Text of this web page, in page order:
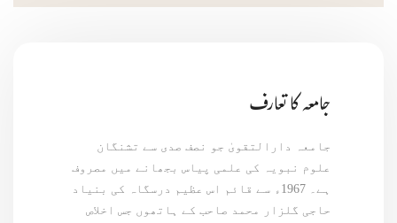
جامعہ کا تعارف
جامعہ دارالتقویٰ جو نصف صدی سے تشنگان
علوم نبویہ کی علمی پیاس بجھانے میں مصروف
ہے۔ 1967ء سے قائم اس عظیم درسگاہ کی بنیاد
حاجی گلزار محمد صاحب کے ہاتھوں جس اخلاص